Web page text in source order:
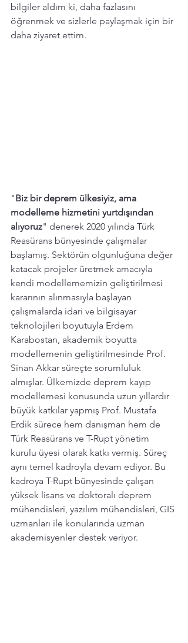
bilgiler aldım ki, daha fazlasını
öğrenmek ve sizlerle paylaşmak için bir
daha ziyaret ettim.
"Biz bir deprem ülkesiyiz, ama
modelleme hizmetini yurtdışından
alıyoruz" denerek 2020 yılında Türk
Reasürans bünyesinde çalışmalar
başlamış. Sektörün olgunluğuna değer
katacak projeler üretmek amacıyla
kendi modellememizin geliştirilmesi
kararının alınmasıyla başlayan
çalışmalarda idari ve bilgisayar
teknolojileri boyutuyla Erdem
Karabostan, akademik boyutta
modellemenin geliştirilmesinde Prof.
Sinan Akkar süreçte sorumluluk
almışlar. Ülkemizde deprem kayıp
modellemesi konusunda uzun yıllardır
büyük katkılar yapmış Prof. Mustafa
Erdik sürece hem danışman hem de
Türk Reasürans ve T-Rupt yönetim
kurulu üyesi olarak katkı vermiş. Süreç
aynı temel kadroyla devam ediyor. Bu
kadroya T-Rupt bünyesinde çalışan
yüksek lisans ve doktoralı deprem
mühendisleri, yazılım mühendisleri, GIS
uzmanları ile konularında uzman
akademisyenler destek veriyor.